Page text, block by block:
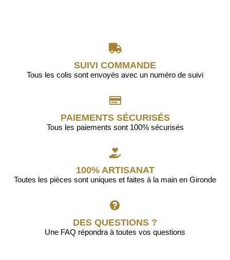
SUIVI COMMANDE
Tous les colis sont envoyés avec un numéro de suivi
PAIEMENTS SÉCURISÉS
Tous les paiements sont 100% sécurisés
100% ARTISANAT
Toutes les pièces sont uniques et faites à la main en Gironde
DES QUESTIONS ?
Une FAQ répondra à toutes vos questions